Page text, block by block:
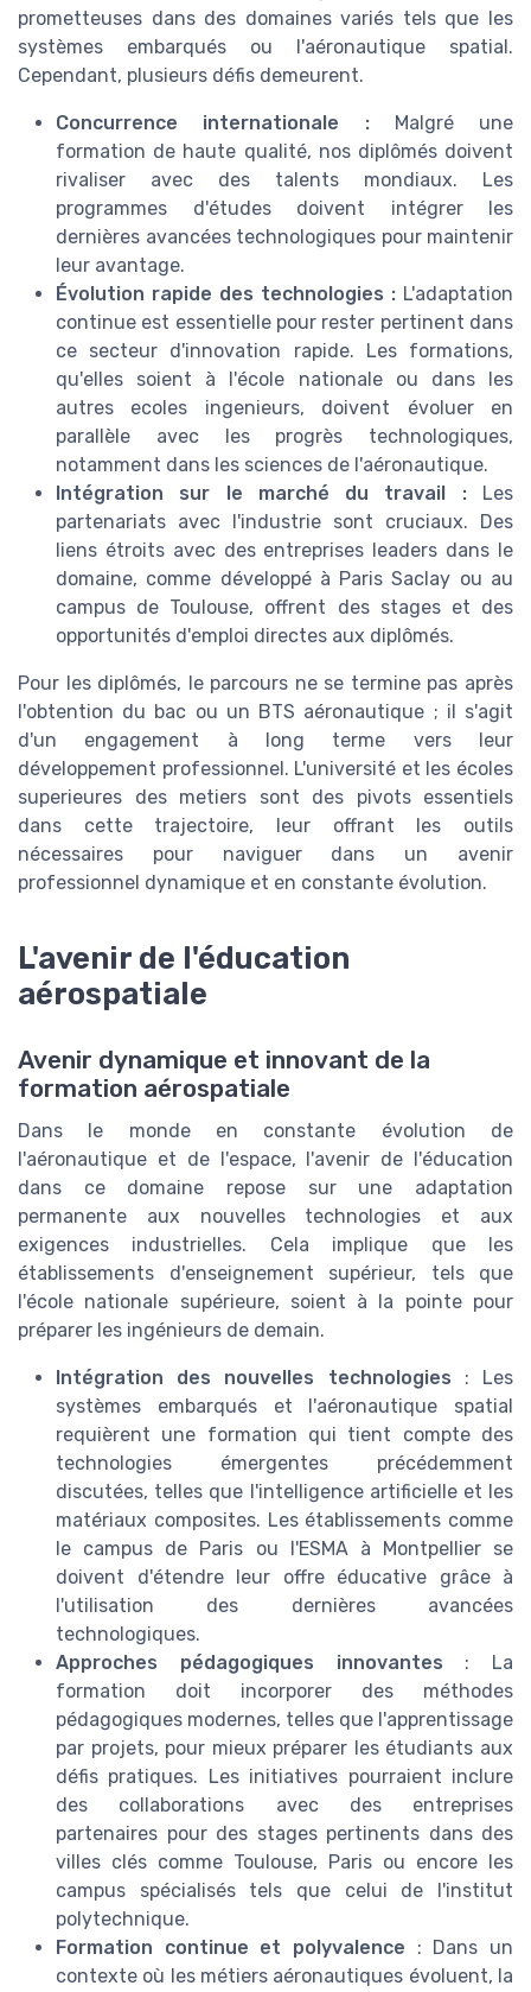
prometteuses dans des domaines variés tels que les
systèmes embarqués ou l'aéronautique spatial.
Cependant, plusieurs défis demeurent.
Concurrence internationale :Malgré une
formation de haute qualité, nos diplômés doivent
rivaliser avec des talents mondiaux. Les
programmes d'études doivent intégrer les
dernières avancées technologiques pour maintenir
leur avantage.
Évolution rapide des technologies : L'adaptation
continue est essentielle pour rester pertinent dans
ce secteur d'innovation rapide. Les formations,
qu'elles soient à l'école nationale ou dans les
autres ecoles ingenieurs, doivent évoluer en
parallèle avec les progrès technologiques,
notamment dans les sciences de l'aéronautique.
Intégration sur le marché du travail :Les
partenariats avec l'industrie sont cruciaux. Des
liens étroits avec des entreprises leaders dans le
domaine, comme développé à Paris Saclay ou au
campus de Toulouse, offrent des stages et des
opportunités d'emploi directes aux diplômés.
Pour les diplômés, le parcours ne se termine pas après
l'obtention du bac ou un BTS aéronautique ; il s'agit
d'un engagement à long terme vers leur
développement professionnel. L'université et les écoles
superieures des metiers sont des pivots essentiels
dans cette trajectoire, leur offrant les outils
nécessaires pour naviguer dans un avenir
professionnel dynamique et en constante évolution.
L'avenir de l'éducation
aérospatiale
Avenir dynamique et innovant de la
formation aérospatiale
Dans le monde en constante évolution de
l'aéronautique et de l'espace, l'avenir de l'éducation
dans ce domaine repose sur une adaptation
permanente aux nouvelles technologies et aux
exigences industrielles. Cela implique que les
établissements d'enseignement supérieur, tels que
l'école nationale supérieure, soient à la pointe pour
préparer les ingénieurs de demain.
Intégration des nouvelles technologies : Les
systèmes embarqués et l'aéronautique spatial
requièrent une formation qui tient compte des
technologies émergentes précédemment
discutées, telles que l'intelligence artificielle et les
matériaux composites. Les établissements comme
le campus de Paris ou l'ESMA à Montpellier se
doivent d'étendre leur offre éducative grâce à
l'utilisation des dernières avancées
technologiques.
Approches pédagogiques innovantes : La
formation doit incorporer des méthodes
pédagogiques modernes, telles que l'apprentissage
par projets, pour mieux préparer les étudiants aux
défis pratiques. Les initiatives pourraient inclure
des collaborations avec des entreprises
partenaires pour des stages pertinents dans des
villes clés comme Toulouse, Paris ou encore les
campus spécialisés tels que celui de l'institut
polytechnique.
Formation continue et polyvalence : Dans un
contexte où les métiers aéronautiques évoluent, la